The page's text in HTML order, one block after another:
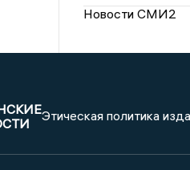
Новости СМИ2
Этическая политика